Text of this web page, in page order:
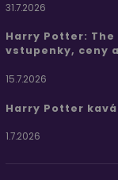
31.7.2026
Harry Potter:
vstupenky, ceny
15.7.2026
Harry Potter
1.7.2026